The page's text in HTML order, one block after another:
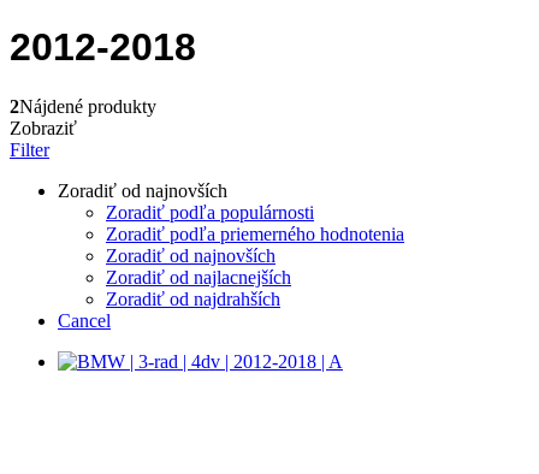
2012-2018
2Nájdené produkty
Zobraziť
Filter
Zoradiť od najnovších
Zoradiť podľa populárnosti
Zoradiť podľa priemerného hodnotenia
Zoradiť od najnovších
Zoradiť od najlacnejších
Zoradiť od najdrahších
Cancel